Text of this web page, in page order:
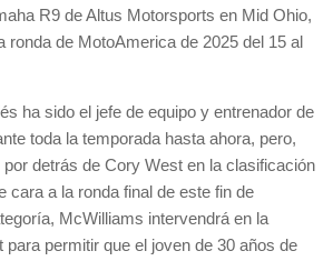
R9 de Altus Motorsports en Mid Ohio,
ronda de MotoAmerica de 2025 del 15 al
ha sido el jefe de equipo y entrenador de
toda la temporada hasta ahora, pero,
detrás de Cory West en la clasificación
cara a la ronda final de este fin de
McWilliams intervendrá en la
permitir que el joven de 30 años de